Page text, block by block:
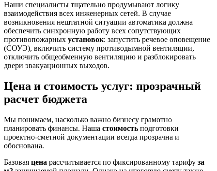
Наши специалисты тщательно продумывают логику
взаимодействия всех инженерных сетей. В случае
возникновения нештатной ситуации автоматика должна
обеспечить синхронную работу всех сопутствующих
противопожарных установок: запустить речевое оповещение
(СОУЭ), включить систему противодымной вентиляции,
отключить общеобменную вентиляцию и разблокировать
двери эвакуационных выходов.
Цена и стоимость услуг: прозрачный
расчет бюджета
Мы понимаем, насколько важно бизнесу грамотно
планировать финансы. Наша стоимость подготовки
проектно-сметной документации всегда прозрачна и
обоснована.
Базовая цена рассчитывается по фиксированному тарифу за